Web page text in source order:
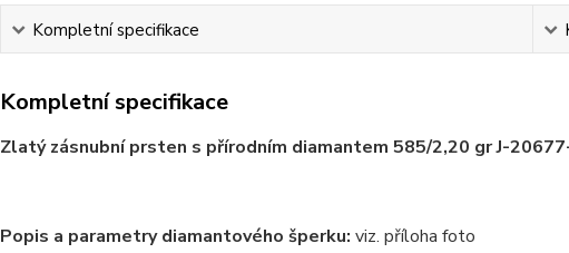
Kompletní specifikace
Kompletní specifikace
Zlatý zásnubní prsten s přírodním diamantem 585/2,20 gr J-
Popis a parametry diamantového šperku: viz. příloha foto